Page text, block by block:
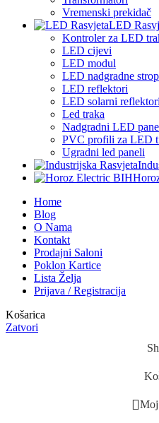
Vremenski prekidač
LED
Kontroler za LED
LED cijevi
LED modul
LED nadgradne
LED reflektori
LED solarni reflektori
Led traka
Nadgradni LED
PVC profili za LED
Ugradni led paneli
Home
Blog
O Nama
Kontakt
Prodajni Saloni
Poklon Kartice
Lista Želja
Prijava / Registracija
Košarica
Zatvori
Moj